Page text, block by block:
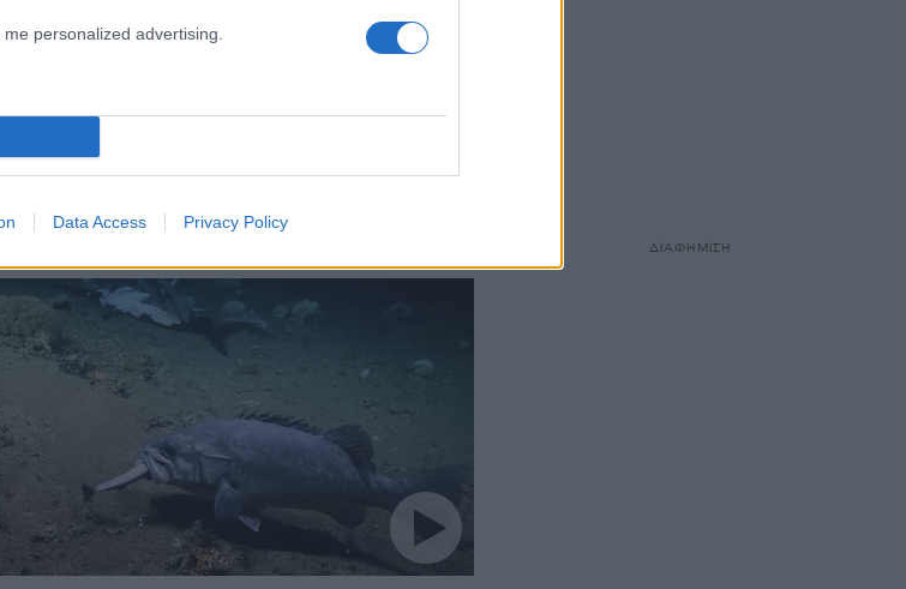
personalized advertising.
Data Access Privacy Policy
να τρώει; video
είναι για πολλούς ένα από τα... πλέον τρομακτικά
της φύσης και μάλλον αυτό το βίντεο δεν θα κάνει
ΔΙΑΦΗΜΙΣΗ